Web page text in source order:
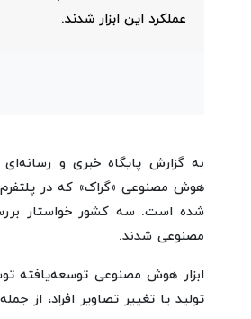
عملکرد این ابزار شدند.
به گزارش پایگاه خبری و
هوش مصنوعی «گراک» که در
شده است. سه کشور خواستار
مصنوعی شدند.
تولید یا تغییر تصاویر افراد،